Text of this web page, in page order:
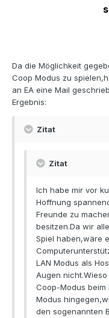
Da die Möglichkeit
Coop Modus zu
an EA eine Mail
Ergebnis:
Zitat
Zitat
Ich habe mir vor
Hoffnung
Freunde zu
besitzen.Da wir
Spiel haben,wäre
LAN Modus als
Augen
Coop-Modus beim
Modus
den sogenannten